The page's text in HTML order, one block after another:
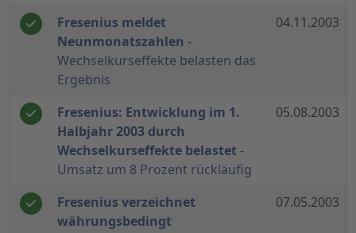
Fresenius meldet
Neunmonatszahlen -
Wechselkurseffekte belasten das
Ergebnis
04.11.2003
Fresenius: Entwicklung im 1.
Halbjahr 2003 durch
Wechselkurseffekte belastet-
Umsatz um 8 Prozent rückläufig
05.08.2003
Fresenius verzeichnet
währungsbedingt
07.05.2003